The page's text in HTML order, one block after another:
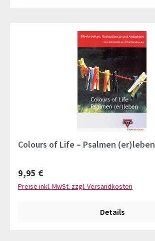
Colours of Life – Psalmen (er)leben
Regulärer Preis:
9,95 €
Preise inkl. MwSt. zzgl. Versandkosten
Details